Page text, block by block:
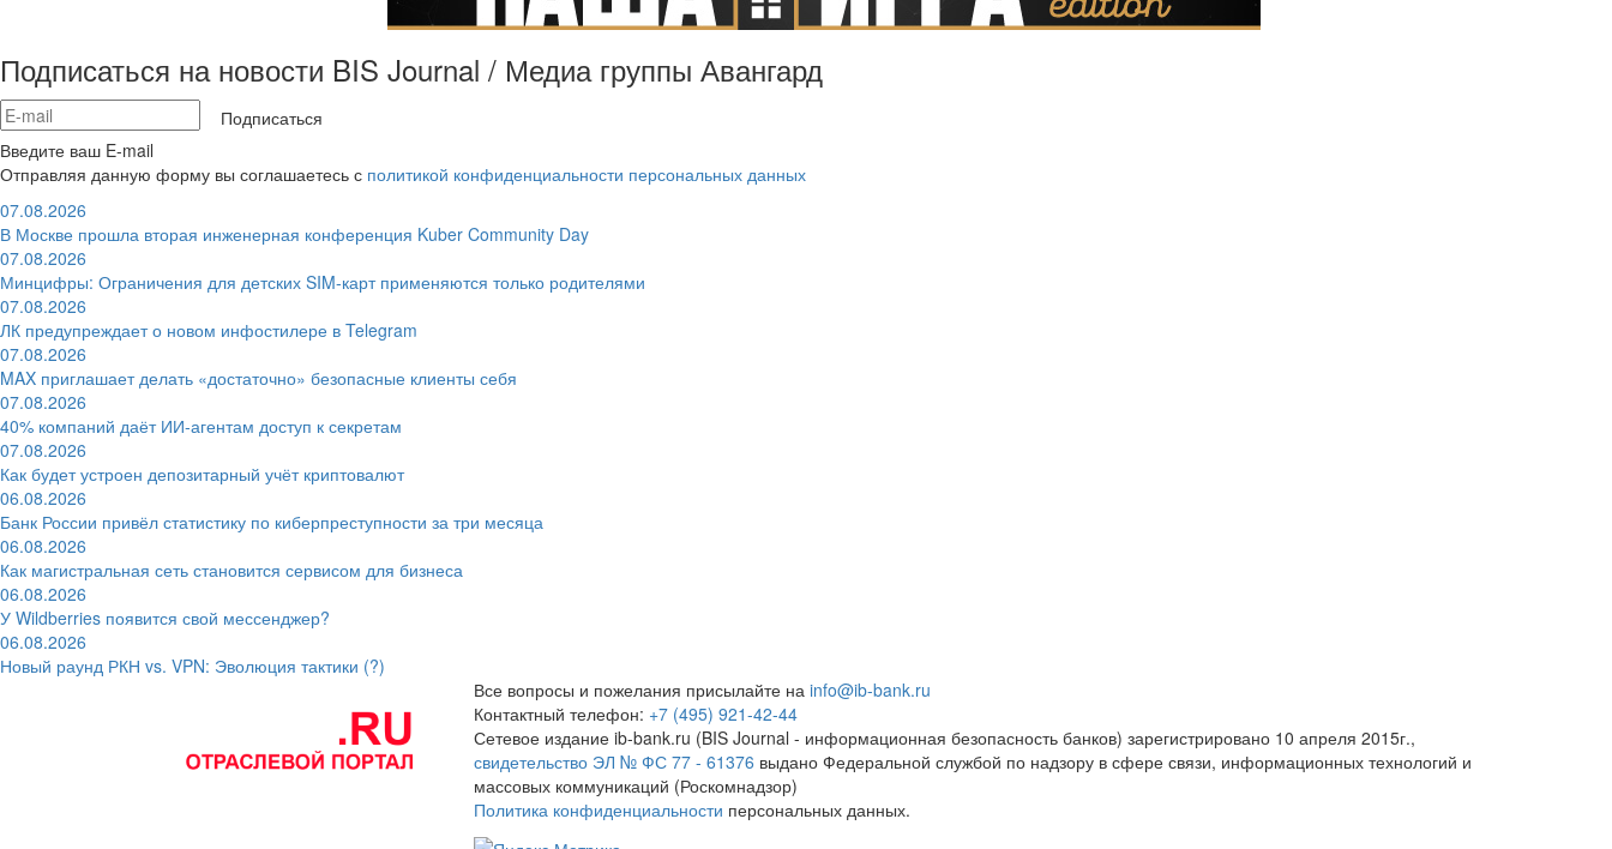
Подписаться на новости BIS Journal / Медиа группы Авангард
Подписаться
Введите ваш E-mail
Отправляя данную форму вы соглашаетесь с политикой конфиденциальности персональных данных
07.08.2026
В Москве прошла вторая инженерная конференция Kuber Community Day
07.08.2026
Минцифры: Ограничения для детских SIM-карт применяются только родителями
07.08.2026
ЛК предупреждает о новом инфостилере в Telegram
07.08.2026
MAX приглашает делать «достаточно» безопасные клиенты себя
07.08.2026
40% компаний даёт ИИ‑агентам доступ к секретам
07.08.2026
Как будет устроен депозитарный учёт криптовалют
06.08.2026
Банк России привёл статистику по киберпреступности за три месяца
06.08.2026
Как магистральная сеть становится сервисом для бизнеса
06.08.2026
У Wildberries появится свой мессенджер?
06.08.2026
Новый раунд РКН vs. VPN: Эволюция тактики (?)
Все вопросы и пожелания присылайте на info@ib-bank.ru
Контактный телефон: +7 (495) 921-42-44
Сетевое издание ib-bank.ru (BIS Journal - информационная безопасность банков) зарегистрировано 10 апреля 2015г.,
свидетельство ЭЛ № ФС 77 - 61376 выдано Федеральной службой по надзору в сфере связи, информационных технологий и
массовых коммуникаций (Роскомнадзор)
Политика конфиденциальности персональных данных.